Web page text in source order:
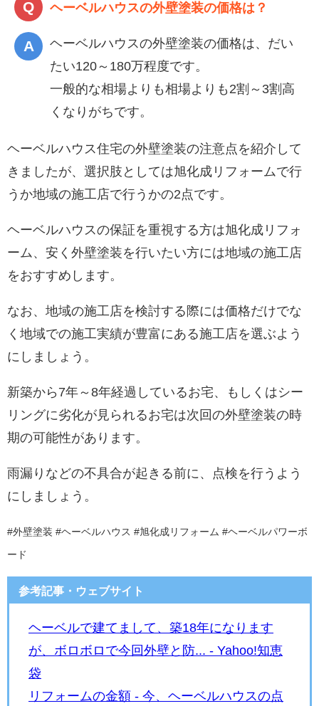
ヘーベルハウスの外壁塗装の価格は？
ヘーベルハウスの外壁塗装の価格は、だい
たい120～180万程度です。
一般的な相場よりも相場よりも2割～3割高
くなりがちです。
ヘーベルハウス住宅の外壁塗装の注意点を紹介して
きましたが、選択肢としては旭化成リフォームで行
うか地域の施工店で行うかの2点です。
ヘーベルハウスの保証を重視する方は旭化成リフォ
ーム、安く外壁塗装を行いたい方には地域の施工店
をおすすめします。
なお、地域の施工店を検討する際には価格だけでな
く地域での施工実績が豊富にある施工店を選ぶよう
にしましょう。
新築から7年～8年経過しているお宅、もしくはシー
リングに劣化が見られるお宅は次回の外壁塗装の時
期の可能性があります。
雨漏りなどの不具合が起きる前に、点検を行うよう
にしましょう。
#外壁塗装 #ヘーベルハウス #旭化成リフォーム #ヘーベルパワーボ
ード
参考記事・ウェブサイト
ヘーベルで建てまして、築18年になります
が、ボロボロで今回外壁と防... - Yahoo!知恵
袋
リフォームの金額 - 今、ヘーベルハウスの点